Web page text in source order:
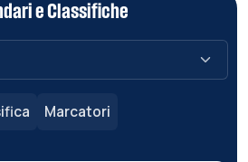
e Classifiche
Marcatori